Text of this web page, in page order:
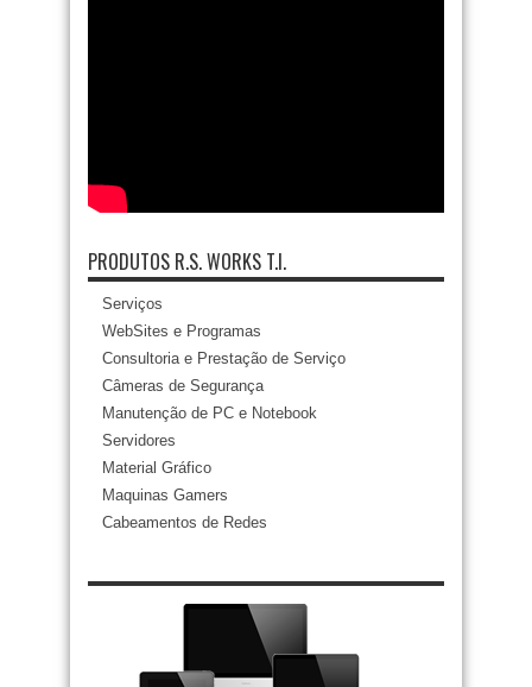
PRODUTOS R.S. WORKS T.I.
Serviços
WebSites e Programas
Consultoria e Prestação de Serviço
Câmeras de Segurança
Manutenção de PC e Notebook
Servidores
Material Gráfico
Maquinas Gamers
Cabeamentos de Redes